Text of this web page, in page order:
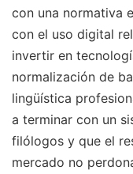
con una normativa
con el uso digital
invertir en
normalización de
lingüística
a terminar con un
filólogos y que el
mercado no